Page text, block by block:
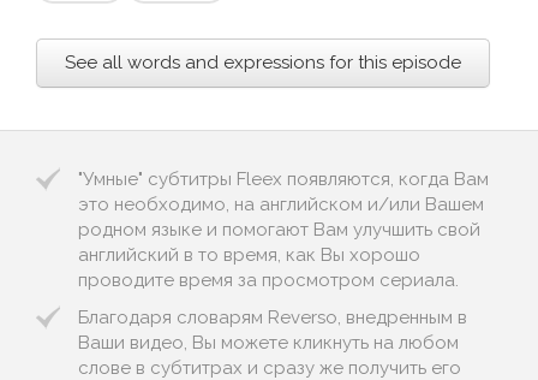
See all words and expressions for this episode
"Умные" субтитры Fleex появляются, когда Вам
это необходимо, на английском и/или Вашем
родном языке и помогают Вам улучшить свой
английский в то время, как Вы хорошо
проводите время за просмотром сериала.
Благодаря словарям Reverso, внедренным в
Ваши видео, Вы можете кликнуть на любом
слове в субтитрах и сразу же получить его